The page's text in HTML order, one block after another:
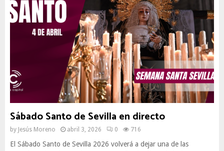
Sábado Santo de Sevilla en directo
by Jesús Moreno abril 3, 2026 0 716
El Sábado Santo de Sevilla 2026 volverá a dejar una de las